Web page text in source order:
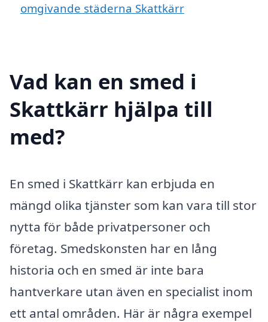
omgivande städerna Skattkärr
Vad kan en smed i
Skattkärr hjälpa till
med?
En smed i Skattkärr kan erbjuda en
mängd olika tjänster som kan vara till stor
nytta för både privatpersoner och
företag. Smedskonsten har en lång
historia och en smed är inte bara
hantverkare utan även en specialist inom
ett antal områden. Här är några exempel